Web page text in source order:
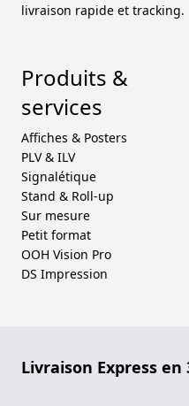
livraison rapide et tracking.
Produits &
services
Affiches & Posters
PLV & ILV
Signalétique
Stand & Roll-up
Sur mesure
Petit format
OOH Vision Pro
DS Impression
Livraison Express en